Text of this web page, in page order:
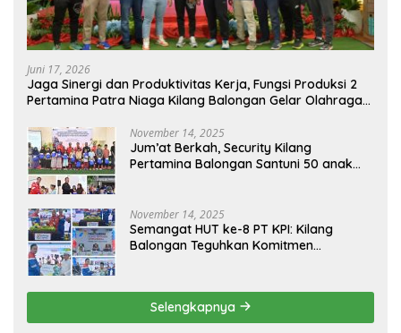
Juni 17, 2026
Jaga Sinergi dan Produktivitas Kerja, Fungsi Produksi 2
Pertamina Patra Niaga Kilang Balongan Gelar Olahraga
November 14, 2025
Jum’at Berkah, Security Kilang
Pertamina Balongan Santuni 50 anak
November 14, 2025
Semangat HUT ke-8 PT KPI: Kilang
Balongan Teguhkan Komitmen
Pendidikan
Selengkapnya